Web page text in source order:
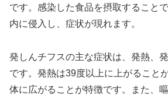
です。感染した食品を摂取すること
内に侵入し、症状が現れます。
発しんチフスの主な症状は、発熱、
です。発熱は39度以上に上がること
体に広がることが特徴です。また、